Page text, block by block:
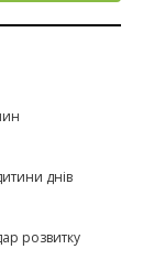
днів
розвитку